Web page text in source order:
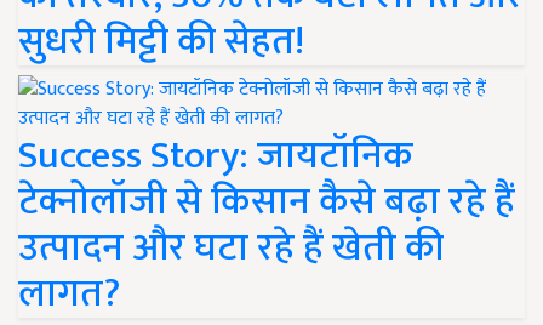
सुधरी मिट्टी की सेहत!
Success Story: जायटॉनिक
टेक्नोलॉजी से किसान कैसे बढ़ा रहे हैं
उत्पादन और घटा रहे हैं खेती की
लागत?